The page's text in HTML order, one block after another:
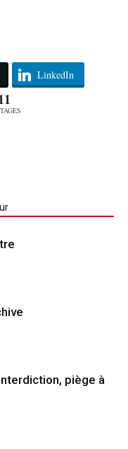
LinkedIn
piège à